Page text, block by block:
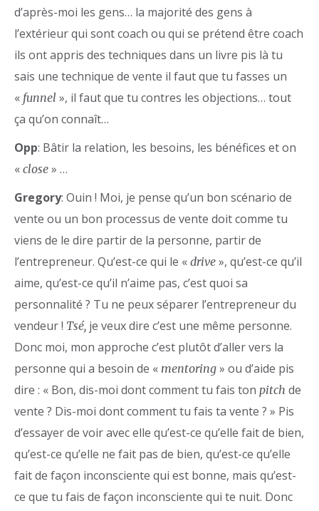
d’après-moi les gens… la majorité des gens à
l’extérieur qui sont coach ou qui se prétend être coach
ils ont appris des techniques dans un livre pis là tu
sais une technique de vente il faut que tu fasses un
« funnel », il faut que tu contres les objections… tout
ça qu’on connaît…
Opp: Bâtir la relation, les besoins, les bénéfices et on
« close » …
Gregory: Ouin ! Moi, je pense qu’un bon scénario de
vente ou un bon processus de vente doit comme tu
viens de le dire partir de la personne, partir de
l’entrepreneur. Qu’est-ce qui le « drive », qu’est-ce qu’il
aime, qu’est-ce qu’il n’aime pas, c’est quoi sa
personnalité ? Tu ne peux séparer l’entrepreneur du
vendeur ! Tsé, je veux dire c’est une même personne.
Donc moi, mon approche c’est plutôt d’aller vers la
personne qui a besoin de « mentoring » ou d’aide pis
dire : « Bon, dis-moi dont comment tu fais ton pitch de
vente ? Dis-moi dont comment tu fais ta vente ? » Pis
d’essayer de voir avec elle qu’est-ce qu’elle fait de bien,
qu’est-ce qu’elle ne fait pas de bien, qu’est-ce qu’elle
fait de façon inconsciente qui est bonne, mais qu’est-
ce que tu fais de façon inconsciente qui te nuit. Donc